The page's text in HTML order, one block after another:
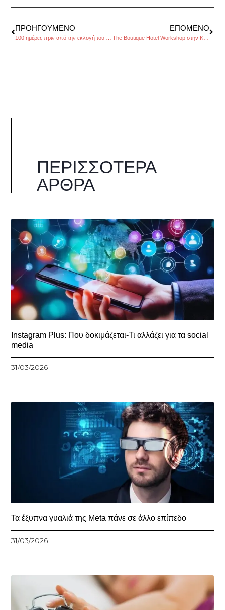
ΠΡΟΗΓΟΎΜΕΝΟ ΕΠΌΜΕΝΟ
The Boutique Hotel Workshop στην Κέρκυρα
ΠΕΡΙΣΣΌΤΕΡΑ
ΆΡΘΡΑ
Instagram Plus: Που δοκιμάζεται-Τι αλλάζει για τα social
media
31/03/2026
Τα έξυπνα γυαλιά της Meta πάνε σε άλλο επίπεδο
31/03/2026